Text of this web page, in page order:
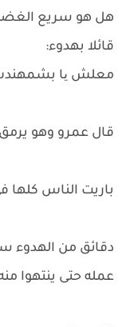
هل هو سريع
قائلا بهدوء:
معلش یا بشمهندس
قال عمرو وهو يرمق
باريت الناس كلها
دقائق من الهدوء
عمله حتى ينتهوا